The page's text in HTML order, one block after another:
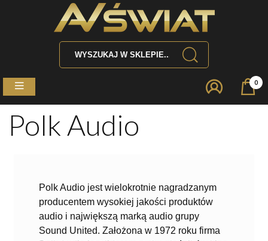
0
Polk Audio
Polk Audio jest wielokrotnie nagradzanym
producentem wysokiej jakości produktów
audio i największą marką audio grupy
Sound United. Założona w 1972 roku firma